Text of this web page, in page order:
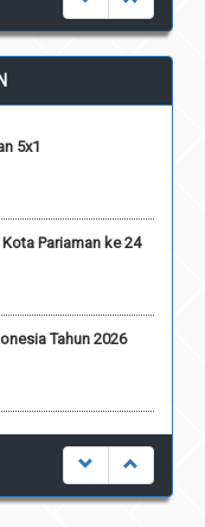
5x1
Pariaman ke 24
Tahun 2026